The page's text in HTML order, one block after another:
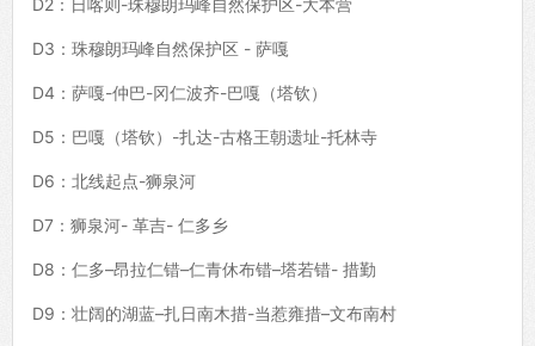
D2：日喀则-珠穆朗玛峰自然保护区-大本营
D3：珠穆朗玛峰自然保护区 - 萨嘎
D4：萨嘎-仲巴-冈仁波齐-巴嘎（塔钦）
D5：巴嘎（塔钦）-扎达-古格王朝遗址-托林寺
D6：北线起点-狮泉河
D7：狮泉河- 革吉- 仁多乡
D8：仁多–昂拉仁错–仁青休布错–塔若错- 措勤
D9：壮阔的湖蓝–扎日南木措-当惹雍措–文布南村